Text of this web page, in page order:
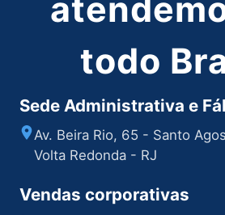
todo
Sede Administrativa e
Av. Beira Rio, 65 - Santo
Volta Redonda - RJ
Vendas corporativas